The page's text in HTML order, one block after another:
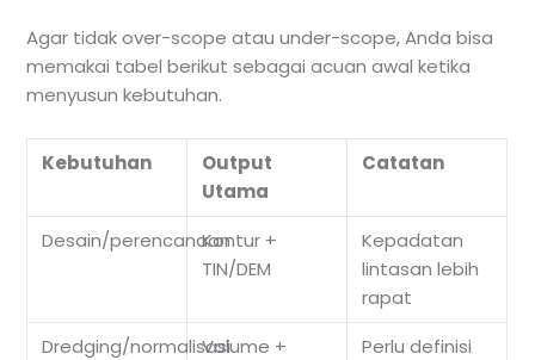
Agar tidak over-scope atau under-scope, Anda bisa
memakai tabel berikut sebagai acuan awal ketika
menyusun kebutuhan.
Kebutuhan
Output
Utama
Catatan
Desain/perencanaanKontur +
TIN/DEM
Kepadatan
lintasan lebih
rapat
Dredging/normalisasiVolume +
Perlu definisi